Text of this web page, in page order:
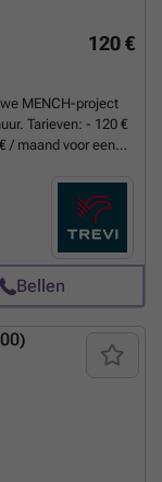
120 €
MENCH-project
Tarieven: - 120 €
/ maand voor een
Meer weten?
Bellen